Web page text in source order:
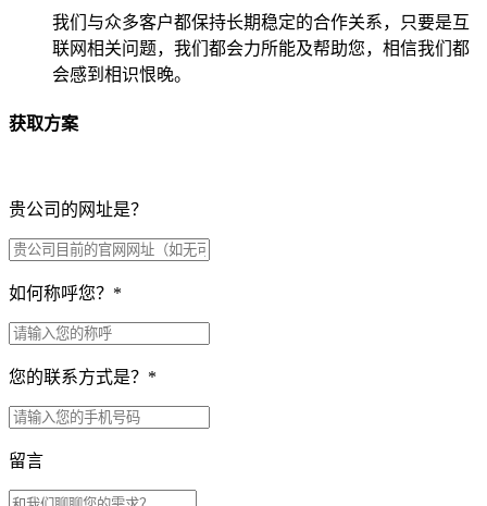
我们与众多客户都保持长期稳定的合作关系，只要是互
联网相关问题，我们都会力所能及帮助您，相信我们都
会感到相识恨晚。
获取方案
贵公司的网址是？
如何称呼您？ *
您的联系方式是？ *
留言